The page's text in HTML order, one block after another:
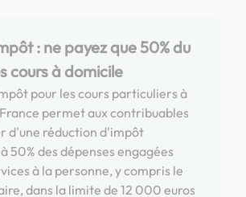
: ne payez que 50% du
cours à domicile
pour les cours particuliers à
permet aux contribuables
d'une réduction d'impôt
50% des dépenses engagées
à la personne, y compris le
dans la limite de 12 000 euros